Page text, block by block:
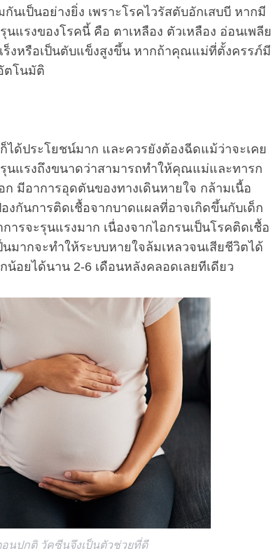
เป็นอย่างยิ่ง เพราะโรคไวรัสตับอักเสบบี หากมี
แรงของโรคนี้ คือ ตาเหลือง ตัวเหลือง อ่อนเพลีย
ร็งหรือเป็นตับแข็งสูงขึ้น หากถ้าคุณแม่ที่ตั้งครรภ์มี
ตโนมัติ
ด้ประโยชน์มาก และควรยังต้องฉีดแม้ว่าจะเคย
นแรงถึงขนาดว่าสามารถทำให้คุณแม่และทารก
มีอาการอุดตันของทางเดินหายใจ กล้ามเนื้อ
กันการติดเชื้อจากบาดแผลที่อาจเกิดขึ้นกับเด็ก
รจะรุนแรงมาก เนื่องจากไอกรนเป็นโรคติดเชื้อ
มากจะทำให้ระบบหายใจล้มเหลวจนเสียชีวิตได้
อยได้นาน 2-6 เดือนหลังคลอดเลยทีเดียว
นปกติ วัคซีนจึงเป็นตัวช่วยที่ดี